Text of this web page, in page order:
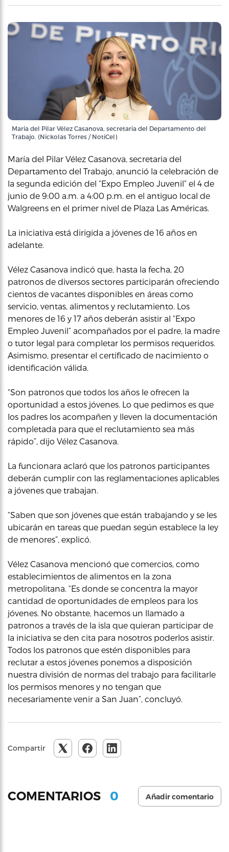
María del Pilar Vélez Casanova, secretaria del Departamento del
Trabajo. (Nickolas Torres / NotiCel)
María del Pilar Vélez Casanova, secretaria del
Departamento del Trabajo, anunció la celebración de
la segunda edición del “Expo Empleo Juvenil” el 4 de
junio de 9:00 a.m. a 4:00 p.m. en el antiguo local de
Walgreens en el primer nivel de Plaza Las Américas.
La iniciativa está dirigida a jóvenes de 16 años en
adelante.
Vélez Casanova indicó que, hasta la fecha, 20
patronos de diversos sectores participarán ofreciendo
cientos de vacantes disponibles en áreas como
servicio, ventas, alimentos y reclutamiento. Los
menores de 16 y 17 años deberán asistir al “Expo
Empleo Juvenil” acompañados por el padre, la madre
o tutor legal para completar los permisos requeridos.
Asimismo, presentar el certificado de nacimiento o
identificación válida.
“Son patronos que todos los años le ofrecen la
oportunidad a estos jóvenes. Lo que pedimos es que
los padres los acompañen y lleven la documentación
completada para que el reclutamiento sea más
rápido”, dijo Vélez Casanova.
La funcionara aclaró que los patronos participantes
deberán cumplir con las reglamentaciones aplicables
a jóvenes que trabajan.
“Saben que son jóvenes que están trabajando y se les
ubicarán en tareas que puedan según establece la ley
de menores”, explicó.
Vélez Casanova mencionó que comercios, como
establecimientos de alimentos en la zona
metropolitana. “Es donde se concentra la mayor
cantidad de oportunidades de empleos para los
jóvenes. No obstante, hacemos un llamado a
patronos a través de la isla que quieran participar de
la iniciativa se den cita para nosotros poderlos asistir.
Todos los patronos que estén disponibles para
reclutar a estos jóvenes ponemos a disposición
nuestra división de normas del trabajo para facilitarle
los permisos menores y no tengan que
necesariamente venir a San Juan”, concluyó.
Compartir
COMENTARIOS 0 Añadir comentario